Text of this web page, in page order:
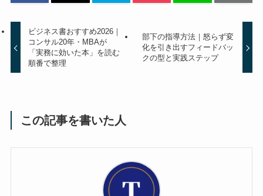
ビジネス書おすすめ2026｜
コンサル20年・MBAが
「実務に効いた本」を読む
順番で整理
部下の指導方法｜怒らず変
化を引き出すフィードバッ
クの型と実践ステップ
この記事を書いた人